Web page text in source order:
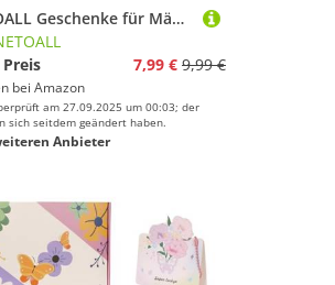
ONETOALL Geschenke für Mädchen 10 11 12 Jahre, Bauchtasche Kinder mit Buchstaben, Verstellbare Sling Bag Damen, Teenager Personalisierte Geschenkidee für Geburtstag Kindertag
7,99 € 9,99 €
bei Amazon
am 27.09.2025 um 00:03; der
sich seitdem geändert haben.
Anbieter